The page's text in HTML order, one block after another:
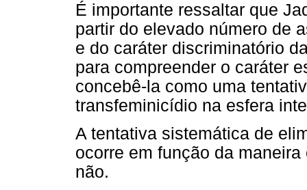
É importante ressaltar que
partir do elevado número de
e do caráter discriminatório
para compreender o caráter
concebê-la como uma
transfeminicídio na esfera
A tentativa sistemática de
ocorre em função da
não.